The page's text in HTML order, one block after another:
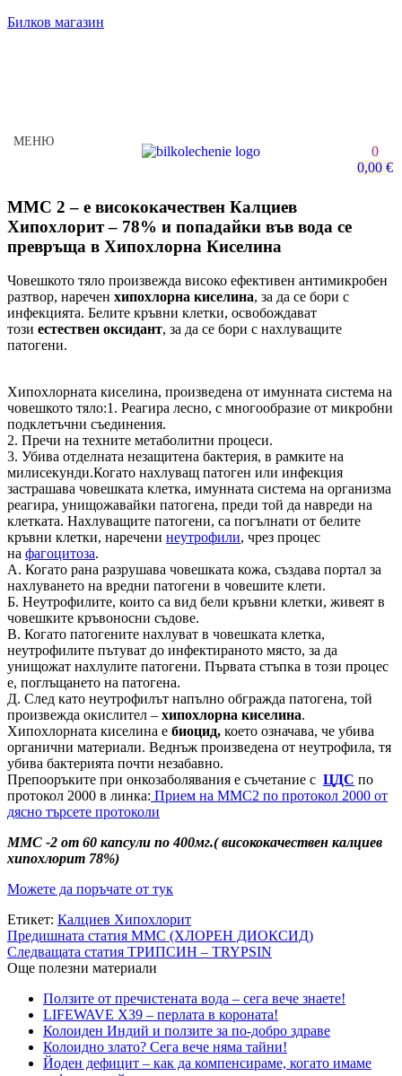
Билков магазин
МЕНЮ
0
0,00 €
ММС 2 – е висококачествен Калциев
Хипохлорит – 78% и попадайки във вода се
превръща в Хипохлорна Киселина
Човешкото тяло произвежда високо ефективен антимикробен
разтвор, наречен хипохлорна киселина, за да се бори с
инфекцията. Белите кръвни клетки, освобождават
този естествен оксидант, за да се бори с нахлуващите
патогени.
Хипохлорната киселина, произведена от имунната система на
човешкото тяло:1. Реагира лесно, с многообразие от микробни
подклетъчни съединения.
2. Пречи на техните метаболитни процеси.
3. Убива отделната незащитена бактерия, в рамките на
милисекунди.Когато нахлуващ патоген или инфекция
застрашава човешката клетка, имунната система на организма
реагира, унищожавайки патогена, преди той да навреди на
клетката. Нахлуващите патогени, са погълнати от белите
кръвни клетки, наречени неутрофили, чрез процес
на фагоцитоза.
А. Когато рана разрушава човешката кожа, създава портал за
нахлуването на вредни патогени в човешите клети.
Б. Неутрофилите, които са вид бели кръвни клетки, живеят в
човешките кръвоносни съдове.
В. Когато патогените нахлуват в човешката клетка,
неутрофилите пътуват до инфектираното място, за да
унищожат нахлулите патогени. Първата стъпка в този процес
е, поглъщането на патогена.
Д. След като неутрофилът напълно обгражда патогена, той
произвежда окислител – хипохлорна киселина.
Хипохлорната киселина е биоцид, което означава, че убива
органични материали. Веднъж произведена от неутрофила, тя
убива бактерията почти незабавно.
Препооръките при онкозаболявания е съчетание с ЦДС по
протокол 2000 в линка: Прием на ММС2 по протокол 2000 от
дясно търсете протоколи
ММС -2 от 60 капсули по 400мг.( висококачествен калциев
хипохлорит 78%)
Можете да поръчате от тук
Етикет: Калциев Хипохлорит
Предишната статия ММС (ХЛОРЕН ДИОКСИД)
Следващата статия ТРИПСИН – TRYPSIN
Още полезни материали
Ползите от пречистената вода – сега вече знаете!
LIFEWAVE Х39 – перлата в короната!
Колоиден Индий и ползите за по-добро здраве
Колоидно злато? Сега вече няма тайни!
Йоден дефицит – как да компенсираме, когато имаме